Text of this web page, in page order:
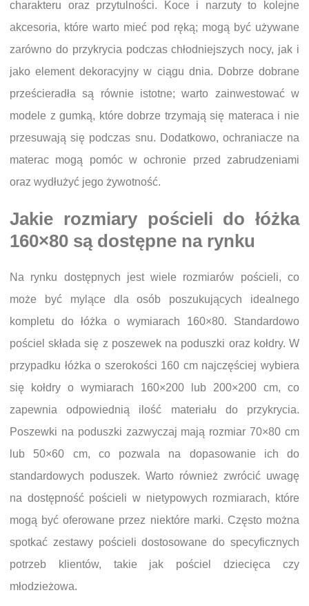
charakteru oraz przytulności. Koce i narzuty to kolejne
akcesoria, które warto mieć pod ręką; mogą być używane
zarówno do przykrycia podczas chłodniejszych nocy, jak i
jako element dekoracyjny w ciągu dnia. Dobrze dobrane
prześcieradła są równie istotne; warto zainwestować w
modele z gumką, które dobrze trzymają się materaca i nie
przesuwają się podczas snu. Dodatkowo, ochraniacze na
materac mogą pomóc w ochronie przed zabrudzeniami
oraz wydłużyć jego żywotność.
Jakie rozmiary pościeli do łóżka
160×80 są dostępne na rynku
Na rynku dostępnych jest wiele rozmiarów pościeli, co
może być mylące dla osób poszukujących idealnego
kompletu do łóżka o wymiarach 160×80. Standardowo
pościel składa się z poszewek na poduszki oraz kołdry. W
przypadku łóżka o szerokości 160 cm najczęściej wybiera
się kołdry o wymiarach 160×200 lub 200×200 cm, co
zapewnia odpowiednią ilość materiału do przykrycia.
Poszewki na poduszki zazwyczaj mają rozmiar 70×80 cm
lub 50×60 cm, co pozwala na dopasowanie ich do
standardowych poduszek. Warto również zwrócić uwagę
na dostępność pościeli w nietypowych rozmiarach, które
mogą być oferowane przez niektóre marki. Często można
spotkać zestawy pościeli dostosowane do specyficznych
potrzeb klientów, takie jak pościel dziecięca czy
młodzieżowa.